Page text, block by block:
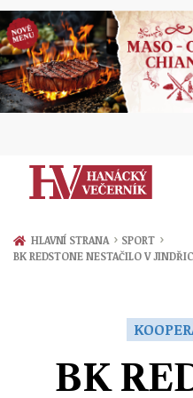
Zprávy
Přerov
Ekonomika
Ženy
Sport
HLAVNÍ STRANA › SPORT ›
BK REDSTONE NESTAČILO V
BK